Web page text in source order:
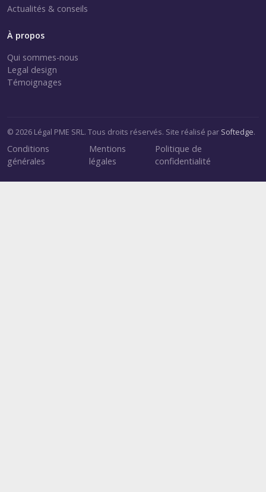
Actualités & conseils
À propos
Qui sommes-nous
Legal design
Témoignages
© 2026 Légal PME SRL. Tous droits réservés. Site réalisé par Softedge.
Conditions
générales
Mentions
légales
Politique de
confidentialité